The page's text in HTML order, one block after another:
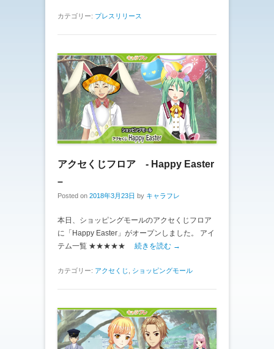
カテゴリー: プレスリリース
アクセくじフロア - Happy Easter
–
Posted on 2018年3月23日 by キャラフレ
本日、ショッピングモールのアクセくじフロア
に「Happy Easter」がオープンしました。 アイ
テム一覧 ★★★★★ 続きを読む →
カテゴリー: アクセくじ ショッピングモール